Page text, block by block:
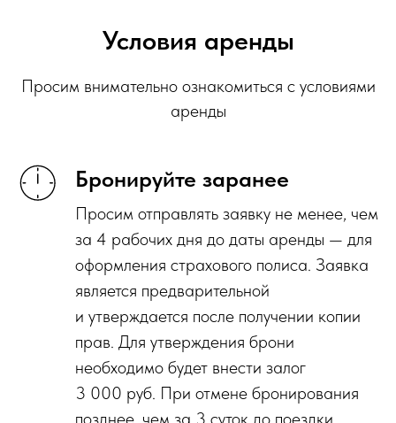
Условия аренды
Просим внимательно ознакомиться с условиями
аренды
Бронируйте заранее
Просим отправлять заявку не менее, чем
за 4 рабочих дня до даты аренды — для
оформления страхового полиса. Заявка
является предварительной
и утверждается после получении копии
прав. Для утверждения брони
необходимо будет внести залог
3 000 руб. При отмене бронирования
позднее, чем за 3 суток до поездки,